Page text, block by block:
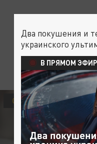
ОБЩЕСТВО ОСПА
Два покушения и
украинского
В ПРЯМОМ